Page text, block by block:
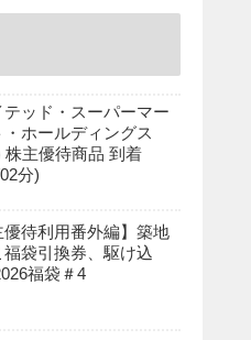
テッド・スーパーマー
ホールディングス
株主優待商品 到着
分)
優待利用番外編】築地
福袋引換券、駆け込
福袋＃4